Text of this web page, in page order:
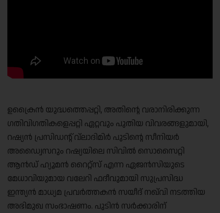
ഉക്രൈൻ യുദ്ധത്തെപ്പറ്റി, അതിൻ്റെ വരാനിരിക്കുന്ന
ഗതിവിഗതികളെപ്പറ്റി ഏറ്റവും പുതിയ വിവരങ്ങളുമായി,
റഷ്യൻ പ്രസിഡന്റ് വ്ലാദിമിർ പുടിന്റെ സീനിയർ
അഡ്വൈസറും റഷ്യയിലെ സിവിൽ സൊസൈറ്റി
ആൻഡ് ഹ്യൂമൻ റൈറ്റ്സ് എന്ന ഏജൻസിയുടെ
മേധാവിയുമായ വലേറി ഫദീവുമായി സുപ്രസിദ്ധ
ഇന്ത്യൻ മാധ്യമ പ്രവർത്തകൻ സയീദ് നഖ്‌വി നടത്തിയ
അഭിമുഖ സംഭാഷണം. പുടിൻ സർക്കാരിന്